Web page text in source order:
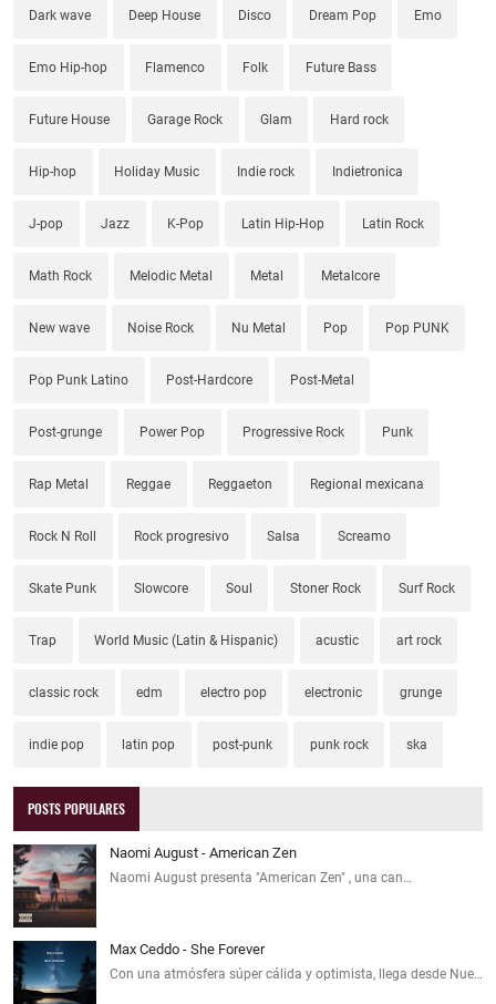
Dark wave Deep House Disco Dream Pop Emo
Emo Hip-hop Flamenco Folk Future Bass
Future House Garage Rock Glam Hard rock
Hip-hop Holiday Music Indie rock Indietronica
J-pop Jazz K-Pop Latin Hip-Hop Latin Rock
Math Rock Melodic Metal Metal Metalcore
New wave Noise Rock Nu Metal Pop Pop PUNK
Pop Punk Latino Post-Hardcore Post-Metal
Post-grunge Power Pop Progressive Rock Punk
Rap Metal Reggae Reggaeton Regional mexicana
Rock N Roll Rock progresivo Salsa Screamo
Skate Punk Slowcore Soul Stoner Rock Surf Rock
Trap World Music (Latin & Hispanic) acustic art rock
classic rock edm electro pop electronic grunge
indie pop latin pop post-punk punk rock ska
POSTS POPULARES
Naomi August - American Zen
Naomi August presenta "American Zen" , una can…
Max Ceddo - She Forever
Con una atmósfera súper cálida y optimista, llega desde Nue…